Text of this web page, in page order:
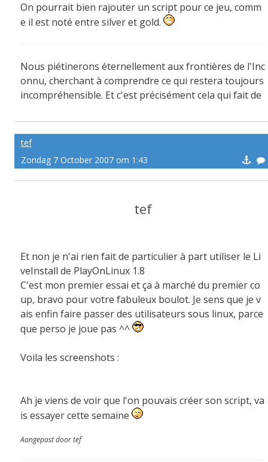
On pourrait bien rajouter un script pour ce jeu, comm
e il est noté entre silver et gold.
Nous piétinerons éternellement aux frontières de l'Inc
onnu, cherchant à comprendre ce qui restera toujours
incompréhensible. Et c'est précisément cela qui fait de
tef
Zondag 7 October 2007 om 1:43
tef
Et non je n'ai rien fait de particulier à part utiliser le Li
veInstall de PlayOnLinux 1.8
C'est mon premier essai et ça à marché du premier co
up, bravo pour votre fabuleux boulot. Je sens que je v
ais enfin faire passer des utilisateurs sous linux, parce
que perso je joue pas ^^
Voila les screenshots :
Ah je viens de voir que l'on pouvais créer son script, va
is essayer cette semaine
Aangepast door tef